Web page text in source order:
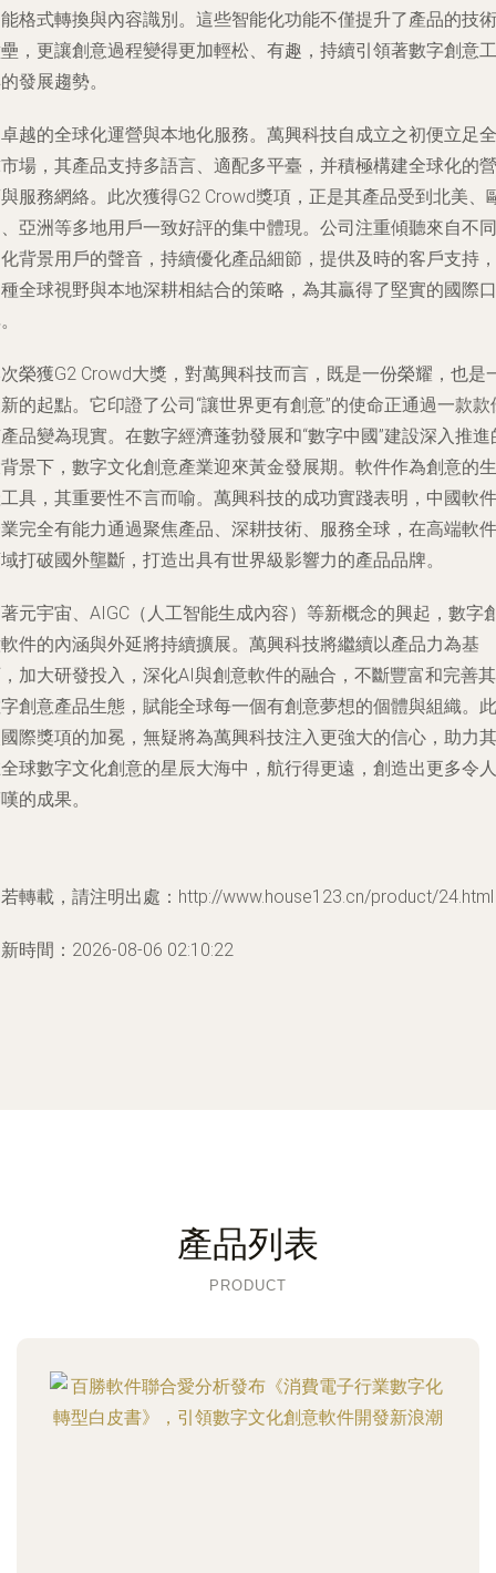
格式轉換與內容識別。這些智能化功能不僅提升了產品的技術
，更讓創意過程變得更加輕松、有趣，持續引領著數字創意工
發展趨勢。
越的全球化運營與本地化服務。萬興科技自成立之初便立足全
場，其產品支持多語言、適配多平臺，并積極構建全球化的營
服務網絡。此次獲得G2 Crowd獎項，正是其產品受到北美、
亞洲等多地用戶一致好評的集中體現。公司注重傾聽來自不同
背景用戶的聲音，持續優化產品細節，提供及時的客戶支持，
全球視野與本地深耕相結合的策略，為其贏得了堅實的國際口
榮獲G2 Crowd大獎，對萬興科技而言，既是一份榮耀，也是
的起點。它印證了公司“讓世界更有創意”的使命正通過一款款
品變為現實。在數字經濟蓬勃發展和“數字中國”建設深入推進
景下，數字文化創意產業迎來黃金發展期。軟件作為創意的生
具，其重要性不言而喻。萬興科技的成功實踐表明，中國軟件
完全有能力通過聚焦產品、深耕技術、服務全球，在高端軟件
打破國外壟斷，打造出具有世界級影響力的產品品牌。
元宇宙、AIGC（人工智能生成內容）等新概念的興起，數字
件的內涵與外延將持續擴展。萬興科技將繼續以產品力為基
加大研發投入，深化AI與創意軟件的融合，不斷豐富和完善其
創意產品生態，賦能全球每一個有創意夢想的個體與組織。此
際獎項的加冕，無疑將為萬興科技注入更強大的信心，助力其
球數字文化創意的星辰大海中，航行得更遠，創造出更多令人
的成果。
轉載，請注明出處：http://www.house123.cn/product/24.html
時間：2026-08-06 02:10:22
產品列表
PRODUCT